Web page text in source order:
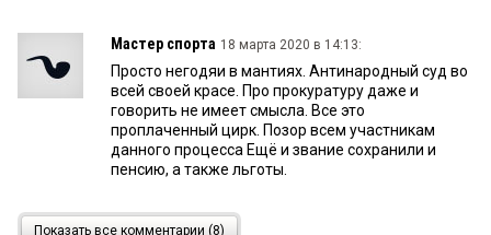
Мастер спорта 18 марта 2020 в 14:13:
Просто негодяи в мантиях. Антинародный суд во
всей своей красе. Про прокуратуру даже и
говорить не имеет смысла. Все это
проплаченный цирк. Позор всем участникам
данного процесса Ещё и звание сохранили и
пенсию, а также льготы.
Катерина. 2 сентября 2019 в 14:56:
Показать все комментарии (8)